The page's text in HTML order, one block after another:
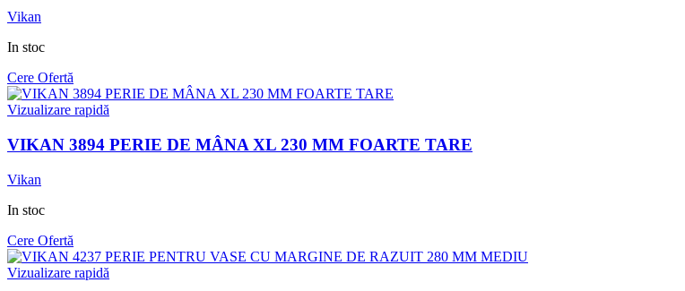
Vikan
In stoc
Cere Ofertă
Vizualizare rapidă
VIKAN 3894 PERIE DE MÂNA XL 230 MM FOARTE TARE
Vikan
In stoc
Cere Ofertă
Vizualizare rapidă